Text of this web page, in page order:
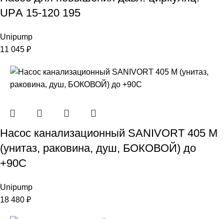
UPА 15-120 195
Unipump
11 045 ₽
Насос канализационный SANIVORT 405 М
(унитаз, раковина, душ, БОКОВОЙ) до
+90С
Unipump
18 480 ₽